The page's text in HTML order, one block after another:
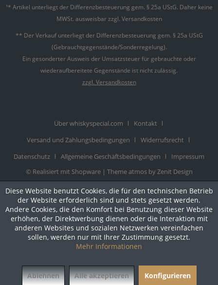
¹* Artikel unterliegt der Differenzbesteuerung gem. § 25a UStG. Daher keine
MWSt. ausweisbar zzgl. Versandkosten
** Der Verkauf unterliegt der Differenzbesteuerung gem. § 25a UStG
(Gebrauchtgegenstände/Sonderregelung).
Ein gesonderter Ausweis der Umsatzsteuer für gebrauchte oder
wiederaufbereitete Gegenstände ist nicht zulässig.
zzgl. Versandkosten
Über whiskyspecial.com
Kontakt
Versand und Zahlungsbedingungen
Widerrufsrecht
Datenschutz
Allgemeine Geschäftsbedingungen
Impressum
© Realisiert mit Shopware | Theme atmos by Zenit Design
Diese Website benutzt Cookies, die für den technischen Betrieb
der Website erforderlich sind und stets gesetzt werden.
Andere Cookies, die den Komfort bei Benutzung dieser Website
erhöhen, der Direktwerbung dienen oder die Interaktion mit
anderen Websites und sozialen Netzwerken vereinfachen
sollen, werden nur mit Ihrer Zustimmung gesetzt.
Mehr Informationen
Ablehnen Alle akzeptieren Konfigurieren